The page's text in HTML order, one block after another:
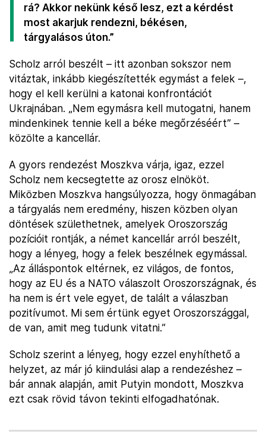
rá? Akkor nekünk késő lesz, ezt a kérdést
most akarjuk rendezni, békésen,
tárgyalásos úton.”
Scholz arról beszélt – itt azonban sokszor nem
vitáztak, inkább kiegészítették egymást a felek –,
hogy el kell kerülni a katonai konfrontációt
Ukrajnában. „Nem egymásra kell mutogatni, hanem
mindenkinek tennie kell a béke megőrzéséért” –
közölte a kancellár.
A gyors rendezést Moszkva várja, igaz, ezzel
Scholz nem kecsegtette az orosz elnököt.
Miközben Moszkva hangsúlyozza, hogy önmagában
a tárgyalás nem eredmény, hiszen közben olyan
döntések születhetnek, amelyek Oroszország
pozícióit rontják, a német kancellár arról beszélt,
hogy a lényeg, hogy a felek beszélnek egymással.
„Az álláspontok eltérnek, ez világos, de fontos,
hogy az EU és a NATO válaszolt Oroszországnak, és
ha nem is ért vele egyet, de talált a válaszban
pozitívumot. Mi sem értünk egyet Oroszországgal,
de van, amit meg tudunk vitatni.”
Scholz szerint a lényeg, hogy ezzel enyhíthető a
helyzet, az már jó kiindulási alap a rendezéshez –
bár annak alapján, amit Putyin mondott, Moszkva
ezt csak rövid távon tekinti elfogadhatónak.